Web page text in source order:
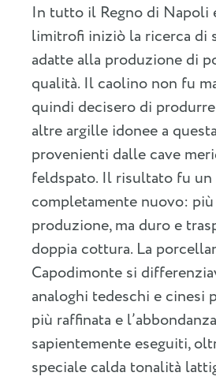
In tutto il Regno di Napoli
limitrofi iniziò la ricerca di
adatte alla produzione di
qualità. Il caolino non fu
quindi decisero di
altre argille idonee a
provenienti dalle cave
feldspato. Il risultato fu un
completamente nuovo:
produzione, ma duro e
doppia cottura. La
Capodimonte si
analoghi tedeschi e cinesi
più raffinata e
sapientemente eseguiti,
speciale calda tonalità